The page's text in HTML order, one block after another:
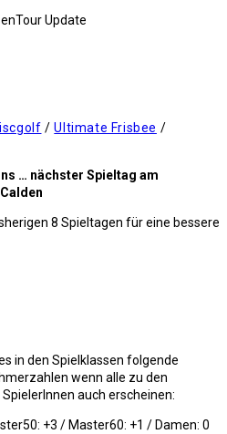
/ Ultimate Frisbee /
… nächster Spieltag am
8 Spieltagen für eine bessere
in den Spielklassen folgende
wenn alle zu den
auch erscheinen:
+3 / Master60: +1 / Damen: 0